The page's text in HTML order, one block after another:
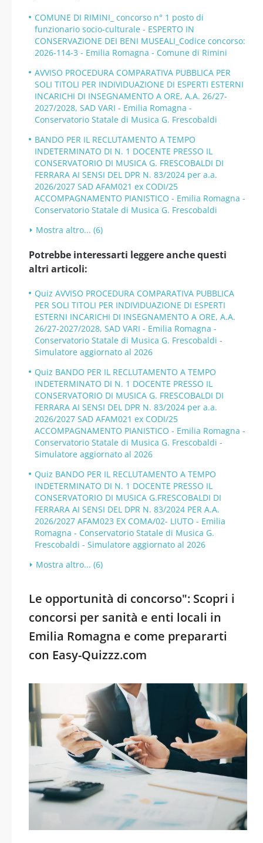
COMUNE DI RIMINI_ concorso n° 1 posto di
funzionario socio-culturale - ESPERTO IN
CONSERVAZIONE DEI BENI MUSEALI_Codice concorso:
2026-114-3 - Emilia Romagna - Comune di Rimini
AVVISO PROCEDURA COMPARATIVA PUBBLICA PER
SOLI TITOLI PER INDIVIDUAZIONE DI ESPERTI ESTERNI
INCARICHI DI INSEGNAMENTO A ORE, A.A. 26/27-
2027/2028, SAD VARI - Emilia Romagna -
Conservatorio Statale di Musica G. Frescobaldi
BANDO PER IL RECLUTAMENTO A TEMPO
INDETERMINATO DI N. 1 DOCENTE PRESSO IL
CONSERVATORIO DI MUSICA G. FRESCOBALDI DI
FERRARA AI SENSI DEL DPR N. 83/2024 per a.a.
2026/2027 SAD AFAM021 ex CODI/25
ACCOMPAGNAMENTO PIANISTICO - Emilia Romagna -
Conservatorio Statale di Musica G. Frescobaldi
Mostra altro... (6)
Potrebbe interessarti leggere anche questi
altri articoli:
Quiz AVVISO PROCEDURA COMPARATIVA PUBBLICA
PER SOLI TITOLI PER INDIVIDUAZIONE DI ESPERTI
ESTERNI INCARICHI DI INSEGNAMENTO A ORE, A.A.
26/27-2027/2028, SAD VARI - Emilia Romagna -
Conservatorio Statale di Musica G. Frescobaldi -
Simulatore aggiornato al 2026
Quiz BANDO PER IL RECLUTAMENTO A TEMPO
INDETERMINATO DI N. 1 DOCENTE PRESSO IL
CONSERVATORIO DI MUSICA G. FRESCOBALDI DI
FERRARA AI SENSI DEL DPR N. 83/2024 per a.a.
2026/2027 SAD AFAM021 ex CODI/25
ACCOMPAGNAMENTO PIANISTICO - Emilia Romagna -
Conservatorio Statale di Musica G. Frescobaldi -
Simulatore aggiornato al 2026
Quiz BANDO PER IL RECLUTAMENTO A TEMPO
INDETERMINATO DI N. 1 DOCENTE PRESSO IL
CONSERVATORIO DI MUSICA G.FRESCOBALDI DI
FERRARA AI SENSI DEL DPR N. 83/2024 PER A.A.
2026/2027 AFAM023 EX COMA/02- LIUTO - Emilia
Romagna - Conservatorio Statale di Musica G.
Frescobaldi - Simulatore aggiornato al 2026
Mostra altro... (6)
Le opportunità di concorso": Scopri i
concorsi per sanità e enti locali in
Emilia Romagna e come prepararti
con Easy-Quizzz.com